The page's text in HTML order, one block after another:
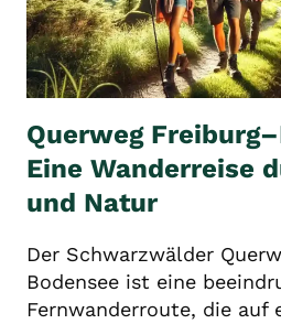
Querweg
Eine Wanderreise
und Natur
Der Schwarzwälder
Bodensee ist eine
Fernwanderroute, die auf